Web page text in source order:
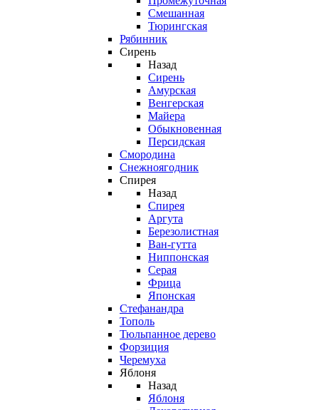
Смешанная
Тюрингская
Рябинник
Сирень
Назад
Сирень
Амурская
Венгерская
Майера
Обыкновенная
Персидская
Смородина
Снежноягодник
Спирея
Назад
Спирея
Аргута
Березолистная
Ван-гутта
Ниппонская
Серая
Фрица
Японская
Стефанандра
Тополь
Тюльпанное дерево
Форзиция
Черемуха
Яблоня
Назад
Яблоня